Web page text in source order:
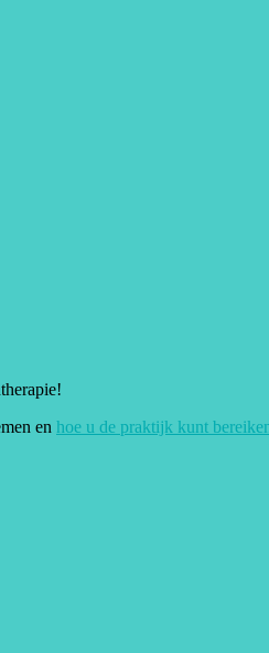
en hoe u de praktijk kunt